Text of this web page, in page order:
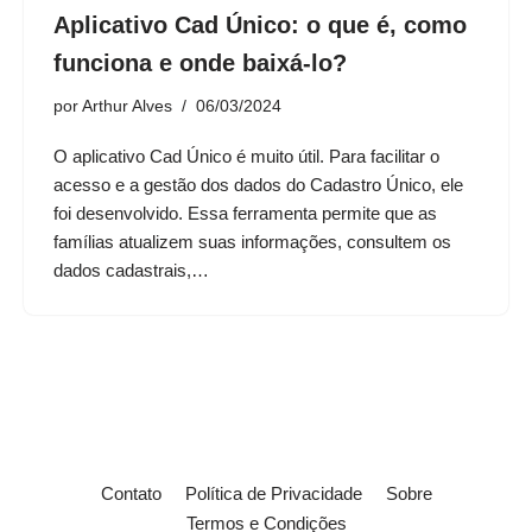
Aplicativo Cad Único: o que é, como
funciona e onde baixá-lo?
por Arthur Alves 06/03/2024
O aplicativo Cad Único é muito útil. Para facilitar o
acesso e a gestão dos dados do Cadastro Único, ele
foi desenvolvido. Essa ferramenta permite que as
famílias atualizem suas informações, consultem os
dados cadastrais,…
Contato Política de Privacidade
Sobre
Termos e Condições